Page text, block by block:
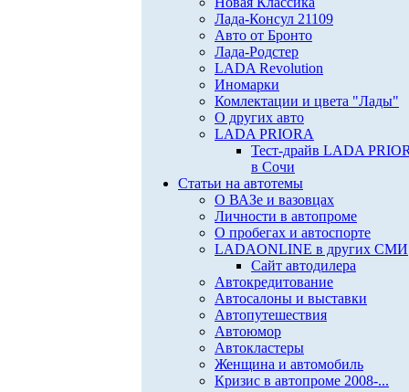
Лада-Консул 21109
Авто от Бронто
Лада-Родстер
LADA Revolution
Иномарки
Комлектации и цвета "Лады"
О других авто
LADA PRIORA
Тест-драйв LADA
в Сочи
Статьи на автотемы
О ВАЗе и вазовцах
Личности в автопроме
О пробегах и автоспорте
LADAONLINE в других СМИ
Сайт автодилера
Автокредитование
Автосалоны и выставки
Автопутешествия
Автоюмор
Автокластеры
Женщина и автомобиль
Кризис в автопроме 2008-...